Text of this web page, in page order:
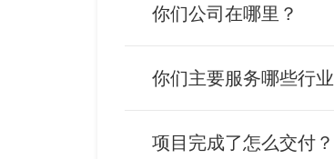
你们公司在哪里？
你们主要服务哪些行
项目完成了怎么交付？